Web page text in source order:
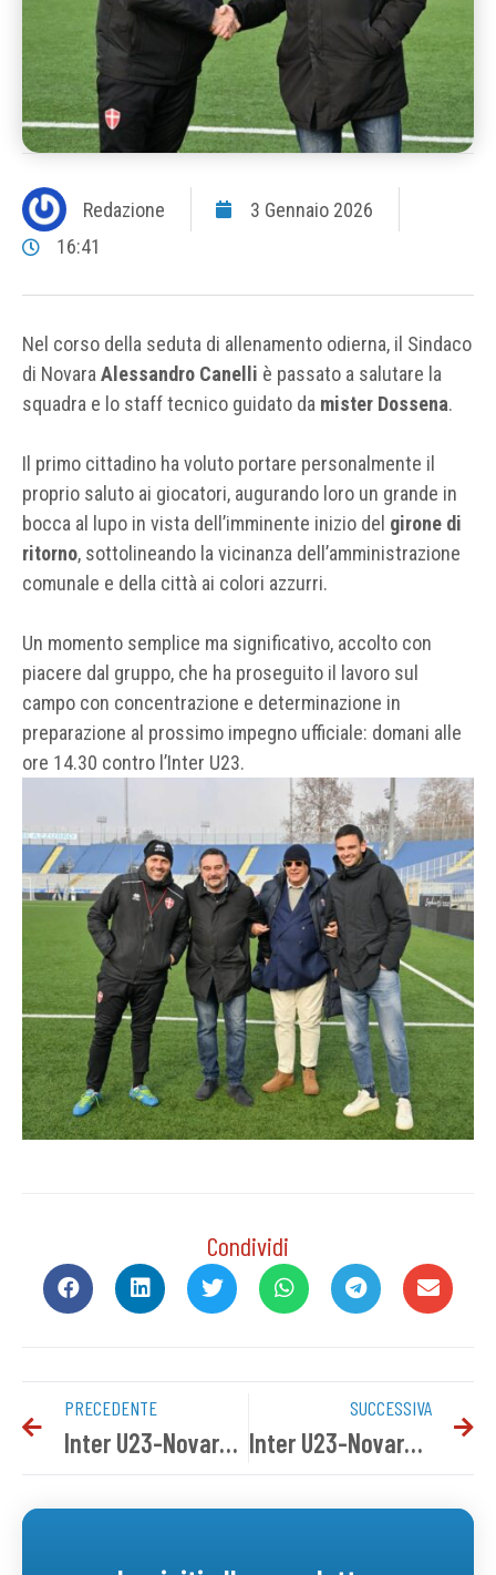
Redazione
3 Gennaio 2026
16:41
Nel corso della seduta di allenamento odierna, il Sindaco
di Novara Alessandro Canelli è passato a salutare la
squadra e lo staff tecnico guidato da mister Dossena.
Il primo cittadino ha voluto portare personalmente il
proprio saluto ai giocatori, augurando loro un grande in
bocca al lupo in vista dell’imminente inizio del girone di
ritorno, sottolineando la vicinanza dell’amministrazione
comunale e della città ai colori azzurri.
Un momento semplice ma significativo, accolto con
piacere dal gruppo, che ha proseguito il lavoro sul
campo con concentrazione e determinazione in
preparazione al prossimo impegno ufficiale: domani alle
ore 14.30 contro l’Inter U23.
Condividi
PRECEDENTE
Inter U23-Novara: i convocati azzurri
SUCCESSIVA
Inter U23-Novara 0-0 | Tabellino del match